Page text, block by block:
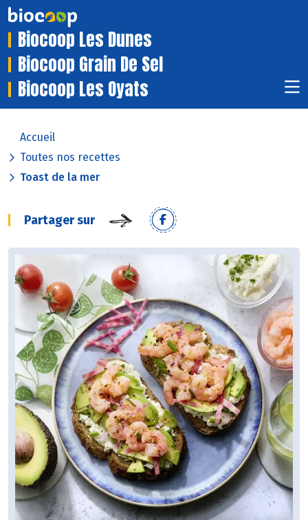
Biocoop Les Dunes
Biocoop Grain De Sel
Biocoop Les Oyats
Accueil
Toutes nos recettes
Toast de la mer
Partager sur